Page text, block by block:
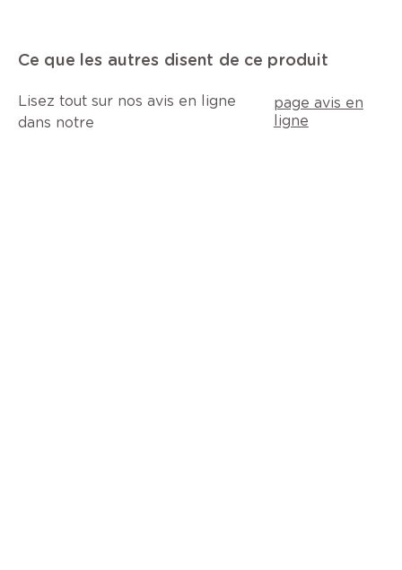
Ce que les autres disent de ce produit
Lisez tout sur nos avis en ligne
dans notre
page avis en
ligne